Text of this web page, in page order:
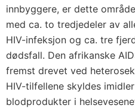
innbyggere, er dette
med ca. to tredjedeler av
HIV-infeksjon og ca. tre
dødsfall. Den afrikanske
fremst drevet ved
HIV-tilfellene skyldes
blodprodukter i